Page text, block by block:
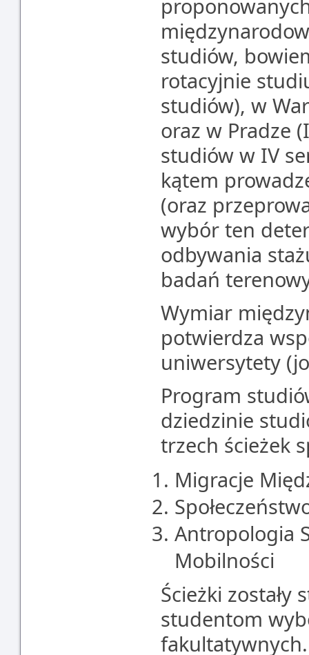
studiów,
rotacyjnie
studiów), w
oraz w Pradze
studiów w IV
kątem
(oraz
wybór ten
odbywania
badań
Wymiar
potwierdza
uniwersytety
Program
dziedzinie
trzech ścieżek
Migracje
Antropologia
Mobilności
Ścieżki zostały
studentom